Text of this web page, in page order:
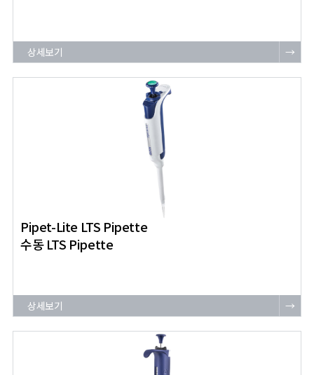
상세보기 →
Pipet-Lite LTS Pipette
수동 LTS Pipette
상세보기 →